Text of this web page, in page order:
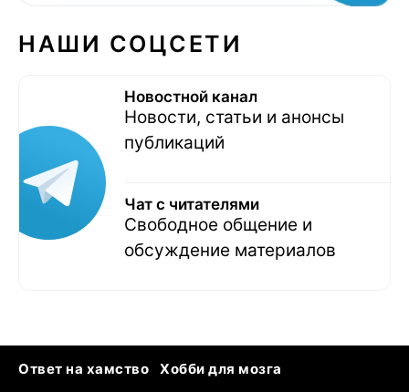
НАШИ СОЦСЕТИ
Новостной канал
Новости, статьи и анонсы
публикаций
Чат с читателями
Свободное общение и
обсуждение материалов
Ответ на хамство
Хобби для мозга